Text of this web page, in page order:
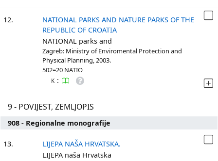
12.
NATIONAL PARKS AND NATURE PARKS OF THE
REPUBLIC OF CROATIA
NATIONAL parks and
Zagreb: Ministry of Enviromental Protection and
Physical Planning, 2003.
502=20 NATIO
K :
9 - POVIJEST, ZEMLJOPIS
908 - Regionalne monografije
13.
LIJEPA NAŠA HRVATSKA.
LIJEPA naša Hrvatska